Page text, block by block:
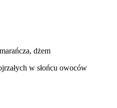
dżem
w słońcu owoców